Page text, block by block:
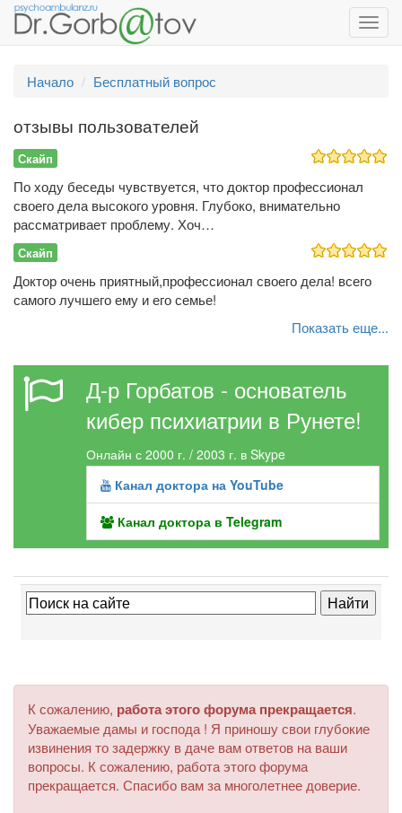
Начало
Бесплатный вопрос
отзывы пользователей
Скайп
По ходу беседы чувствуется, что доктор профессионал
своего дела высокого уровня. Глубоко, внимательно
рассматривает проблему. Хоч…
Скайп
Доктор очень приятный,профессионал своего дела! всего
самого лучшего ему и его семье!
Показать еще...
Д-р Горбатов - основатель
кибер психиатрии в Рунете!
Онлайн с 2000 г. / 2003 г. в Skype
Канал доктора на YouTube
Канал доктора в Telegram
К сожалению, работа этого форума прекращается.
Уважаемые дамы и господа ! Я приношу свои глубокие
извинения то задержку в даче вам ответов на ваши
вопросы. К сожалению, работа этого форума
прекращается. Спасибо вам за многолетнее доверие.